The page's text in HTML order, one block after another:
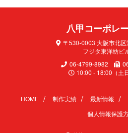
八甲コーポレ
〒530-0003 大阪市北
フジタ東洋紡ビ
06-4799-8982
10:00 - 18:00（土
HOME 制作実績 最新情報
個人情報保護